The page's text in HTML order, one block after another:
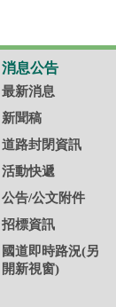
消息公告
最新消息
新聞稿
道路封閉資訊
活動快遞
公告/公文附件
招標資訊
國道即時路況(另
開新視窗)